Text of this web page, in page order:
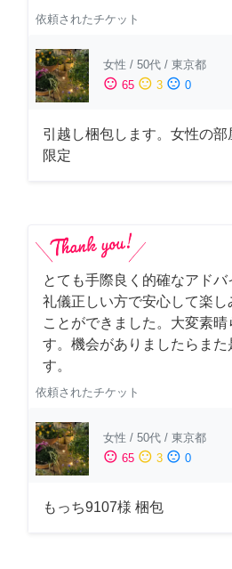
依頼されたチケット
女性 / 50代 / 東京都
sentiment_satisfied 65 sentiment_neutral 3 sentiment_dissatisfied 0
引越し梱包します。女性の
限定
とても手際良く的確なアドバ
礼儀正しい方で安心して楽し
ことができました。大変素
す。機会がありましたらま
す。
依頼されたチケット
女性 / 50代 / 東京都
sentiment_satisfied 65 sentiment_neutral 3 sentiment_dissatisfied 0
もっち9107様 梱包